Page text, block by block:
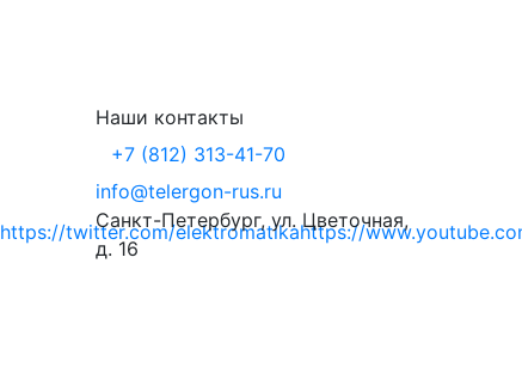
https://twitter.com/elektromatikahttps://
Наши контакты
+7 (812) 313-41-70
info@telergon-rus.ru
Санкт-Петербург, ул. Цветочная,
д. 16